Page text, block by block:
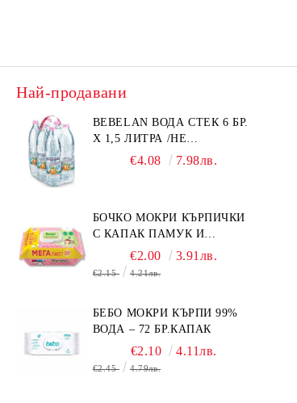
Най-продавани
BEBELAN ВОДА СТЕК 6 БР.
Х 1,5 ЛИТРА /НЕ
ИЗПРАЩАМЕ С КУРИЕР/
€4.08 7.98лв.
БОЧКО МОКРИ КЪРПИЧКИ
С КАПАК ПАМУК И
СМРАДЛИКА 120БР.
€2.00 3.91лв.
€2.15 4.21лв.
БЕБО МОКРИ КЪРПИ 99%
ВОДА – 72 БР.КАПАК
€2.10 4.11лв.
€2.45 4.79лв.